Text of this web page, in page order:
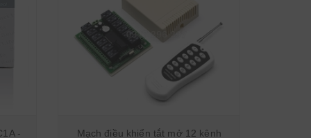
- Mạch điều khiển tắt mở 12 kênh